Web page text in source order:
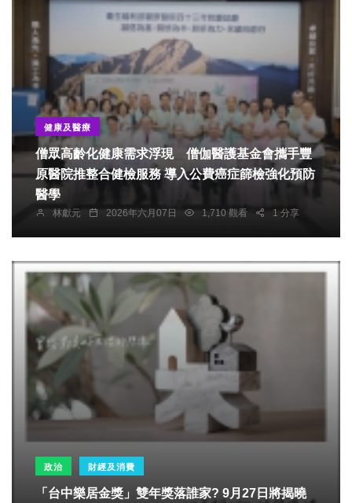
健康及醫療
僧眾高齡化健康需求浮現 僧伽醫護基金會攜手豐
原醫院推整合健檢服務 導入公費癌症篩檢強化預防
醫學
林獻元 2026年六月07日 1,710 觀看 1 分享
政治 財經及消費
「台中樂居金獎」雙年獎落誰家? 9月27日將揭曉